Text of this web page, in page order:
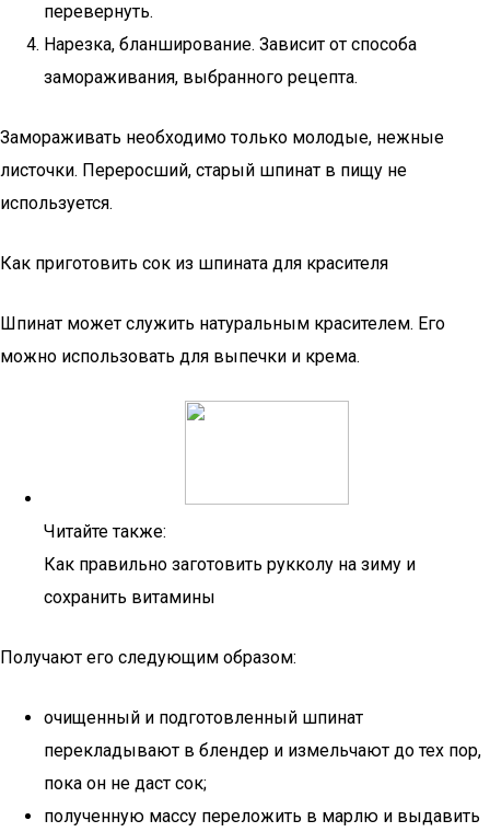
перевернуть.
Нарезка, бланширование. Зависит от способа
замораживания, выбранного рецепта.
Замораживать необходимо только молодые, нежные
листочки. Переросший, старый шпинат в пищу не
используется.
Как приготовить сок из шпината для красителя
Шпинат может служить натуральным красителем. Его
можно использовать для выпечки и крема.
Читайте также:
Как правильно заготовить рукколу на зиму и
сохранить витамины
Получают его следующим образом:
очищенный и подготовленный шпинат
перекладывают в блендер и измельчают до тех пор,
пока он не даст сок;
полученную массу переложить в марлю и выдавить